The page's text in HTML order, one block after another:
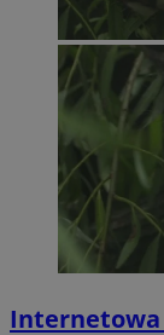
Internetowa